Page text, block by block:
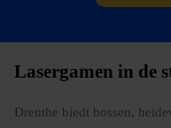
Lasergamen in de
Drenthe biedt bossen,